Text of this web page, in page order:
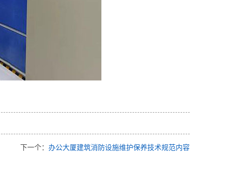
下一个： 办公大厦建筑消防设施维护保养技术规范内容